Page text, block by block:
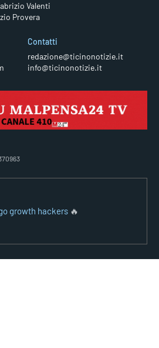
Valenti
Provera
Contatti
redazione@ticinonotizie.it
info@ticinonotizie.it
growth hackers 🔥